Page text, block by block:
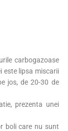
carbogazoase
este lipsa miscarii
jos, de 20-30 de
prezenta unei
boli care nu sunt